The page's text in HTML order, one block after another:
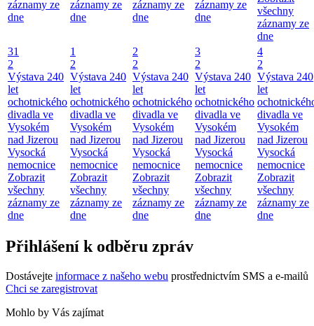
záznamy ze
dne
záznamy ze
dne
záznamy ze
dne
záznamy ze
dne
všechny
záznamy ze
dne
31
2
Výstava 240
let
ochotnického
divadla ve
Vysokém
nad Jizerou
Vysocká
nemocnice
Zobrazit
všechny
záznamy ze
dne
1
2
Výstava 240
let
ochotnického
divadla ve
Vysokém
nad Jizerou
Vysocká
nemocnice
Zobrazit
všechny
záznamy ze
dne
2
2
Výstava 240
let
ochotnického
divadla ve
Vysokém
nad Jizerou
Vysocká
nemocnice
Zobrazit
všechny
záznamy ze
dne
3
2
Výstava 240
let
ochotnického
divadla ve
Vysokém
nad Jizerou
Vysocká
nemocnice
Zobrazit
všechny
záznamy ze
dne
4
2
Výstava 240
let
divadla ve
Vysokém
nad Jizerou
Vysocká
nemocnice
Zobrazit
všechny
záznamy ze
dne
Přihlášení k odběru zpráv
Dostávejte informace z našeho webu prostřednictvím SMS a e-mailů
Chci se zaregistrovat
Mohlo by Vás zajímat